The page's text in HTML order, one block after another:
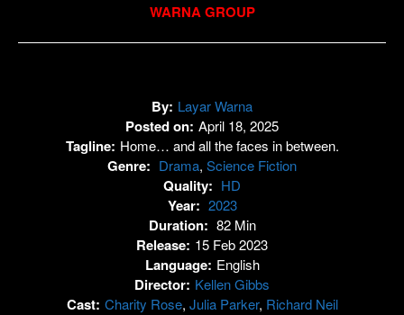
WARNA GROUP
By: Layar Warna
Posted on: April 18, 2025
Tagline: Home… and all the faces in between.
Genre: Drama, Science Fiction
Quality: HD
Year: 2023
Duration: 82 Min
Release: 15 Feb 2023
Language: English
Director: Kellen Gibbs
Cast: Charity Rose, Julia Parker, Richard Neil